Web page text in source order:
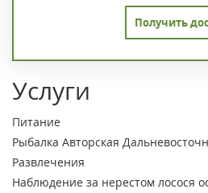
Получить
Услуги
Питание
Рыбалка Авторская
Развлечения
Наблюдение за нерестом лосося